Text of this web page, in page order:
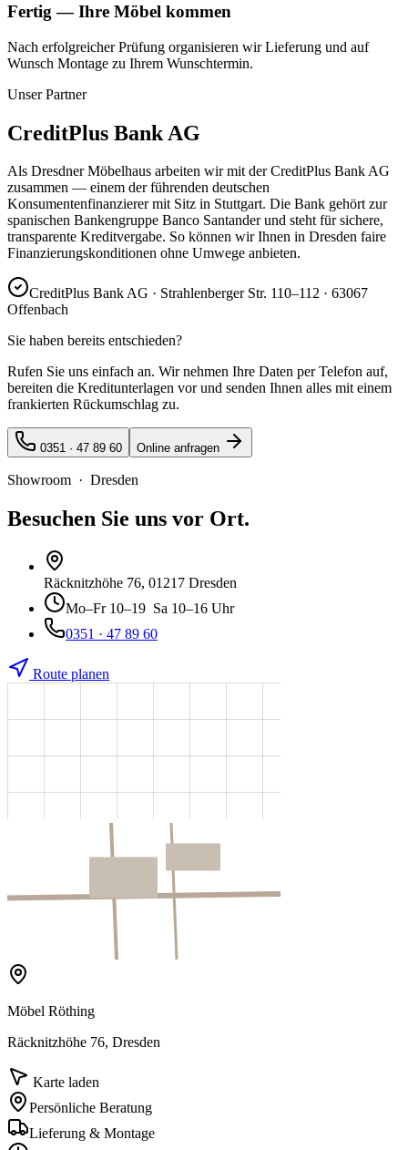
Fertig — Ihre Möbel kommen
Nach erfolgreicher Prüfung organisieren wir Lieferung und auf
Wunsch Montage zu Ihrem Wunschtermin.
Unser Partner
CreditPlus Bank AG
Als Dresdner Möbelhaus arbeiten wir mit der CreditPlus Bank AG
zusammen — einem der führenden deutschen
Konsumentenfinanzierer mit Sitz in Stuttgart. Die Bank gehört zur
spanischen Bankengruppe Banco Santander und steht für sichere,
transparente Kreditvergabe. So können wir Ihnen in Dresden faire
Finanzierungskonditionen ohne Umwege anbieten.
CreditPlus Bank AG · Strahlenberger Str. 110–112 · 63067
Offenbach
Sie haben bereits entschieden?
Rufen Sie uns einfach an. Wir nehmen Ihre Daten per Telefon auf,
bereiten die Kreditunterlagen vor und senden Ihnen alles mit einem
frankierten Rückumschlag zu.
0351 · 47 89 60 Online anfragen
Showroom · Dresden
Besuchen Sie uns vor Ort.
Räcknitzhöhe 76, 01217 Dresden
Mo–Fr10–19 Sa 10–16 Uhr
0351 · 47 89 60
Route planen
Möbel Röthing
Räcknitzhöhe 76, Dresden
Karte laden
Persönliche Beratung
Lieferung & Montage